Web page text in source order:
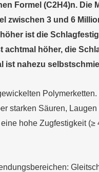
Formel (C2H4)n. Die
zwischen 3 und 6
ist die
höher, die
ist nahezu
starken Säuren,
hohe Zugfestigkeit